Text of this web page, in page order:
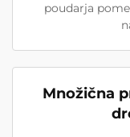
poudarja
Množična